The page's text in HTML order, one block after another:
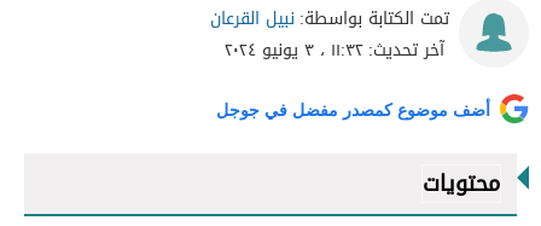
تمت الكتابة بواسطة: نبيل القرعان
آخر تحديث:١١:٣٢ ، ٣ يونيو ٢٠٢٤
أضف موضوع كمصدر مفضل في جوجل
محتويات